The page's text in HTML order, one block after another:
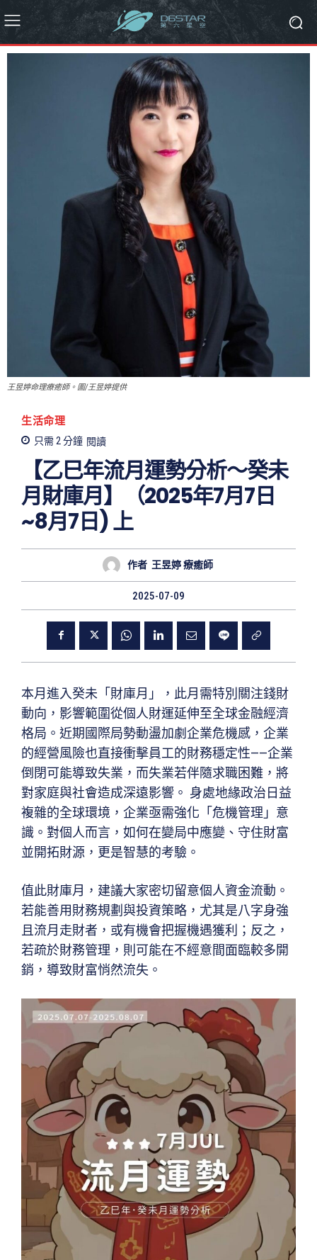
王昱婷命理療癒師。圖/王昱婷提供
生活命理
只需 2分鐘 閱讀
【乙巳年流月運勢分析～癸未
月財庫月】（2025年7月7日
~8月7日) 上
作者 王昱婷 療癒師
2025-07-09
本月進入癸未「財庫月」，此月需特別關注錢財
動向，影響範圍從個人財運延伸至全球金融經濟
格局。近期國際局勢動盪加劇企業危機感，企業
的經營風險也直接衝擊員工的財務穩定性——企業
倒閉可能導致失業，而失業若伴隨求職困難，將
對家庭與社會造成深遠影響。 身處地緣政治日益
複雜的全球環境，企業亟需強化「危機管理」意
識。對個人而言，如何在變局中應變、守住財富
並開拓財源，更是智慧的考驗。
值此財庫月，建議大家密切留意個人資金流動。
若能善用財務規劃與投資策略，尤其是八字身強
且流月走財者，或有機會把握機遇獲利；反之，
若疏於財務管理，則可能在不經意間面臨較多開
銷，導致財富悄然流失。